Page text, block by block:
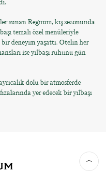
sunan Regnum, kış sezonunda
temalı özel menüleriyle
deneyim yaşattı. Otelin her
ise yılbaşı ruhunu gün
dolu bir atmosferde
yer edecek bir yılbaşı